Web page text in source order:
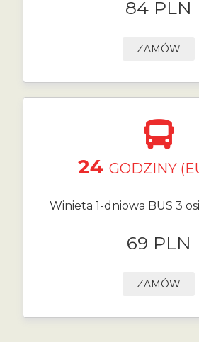
84 PLN
ZAMÓW
24 GODZINY
Winieta 1-dniowa BUS 3
69 PLN
ZAMÓW